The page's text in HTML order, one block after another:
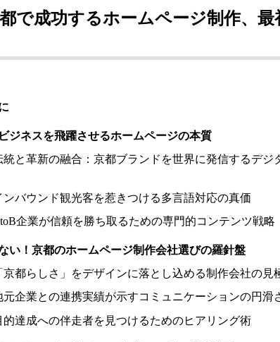
で成功するホームページ制作、最
ジネスを飛躍させるホームページの本質
統と革新の融合：京都ブランドを世界に発信するデジ
ンバウンド観光客を惹きつける多言語対応の真価
企業が信頼を勝ち取るための専門的コンテンツ戦略
い！京都のホームページ制作会社選びの羅針盤
京都らしさ」をデザインに落とし込める制作会社の見
元企業との連携実績が示すコミュニケーションの円滑
的達成への伴走者を見つけるためのヒアリング術